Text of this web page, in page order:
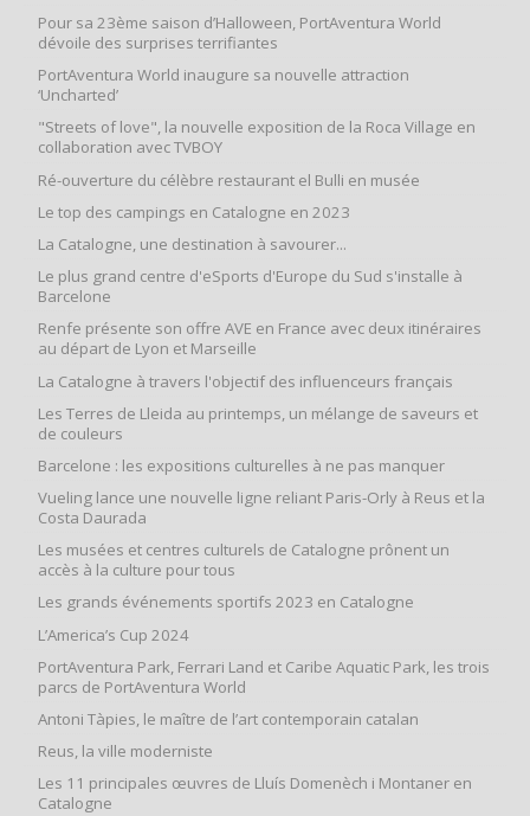
Pour sa 23ème saison d’Halloween, PortAventura World
dévoile des surprises terrifiantes
PortAventura World inaugure sa nouvelle attraction
‘Uncharted’
"Streets of love", la nouvelle exposition de la Roca Village en
collaboration avec TVBOY
Ré-ouverture du célèbre restaurant el Bulli en musée
Le top des campings en Catalogne en 2023
La Catalogne, une destination à savourer...
Le plus grand centre d'eSports d'Europe du Sud s'installe à
Barcelone
Renfe présente son offre AVE en France avec deux itinéraires
au départ de Lyon et Marseille
La Catalogne à travers l'objectif des influenceurs français
Les Terres de Lleida au printemps, un mélange de saveurs et
de couleurs
Barcelone : les expositions culturelles à ne pas manquer
Vueling lance une nouvelle ligne reliant Paris-Orly à Reus et la
Costa Daurada
Les musées et centres culturels de Catalogne prônent un
accès à la culture pour tous
Les grands événements sportifs 2023 en Catalogne
L’America’s Cup 2024
PortAventura Park, Ferrari Land et Caribe Aquatic Park, les trois
parcs de PortAventura World
Antoni Tàpies, le maître de l’art contemporain catalan
Reus, la ville moderniste
Les 11 principales œuvres de Lluís Domenèch i Montaner en
Catalogne